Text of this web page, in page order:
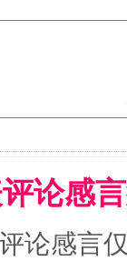
论感
论感言